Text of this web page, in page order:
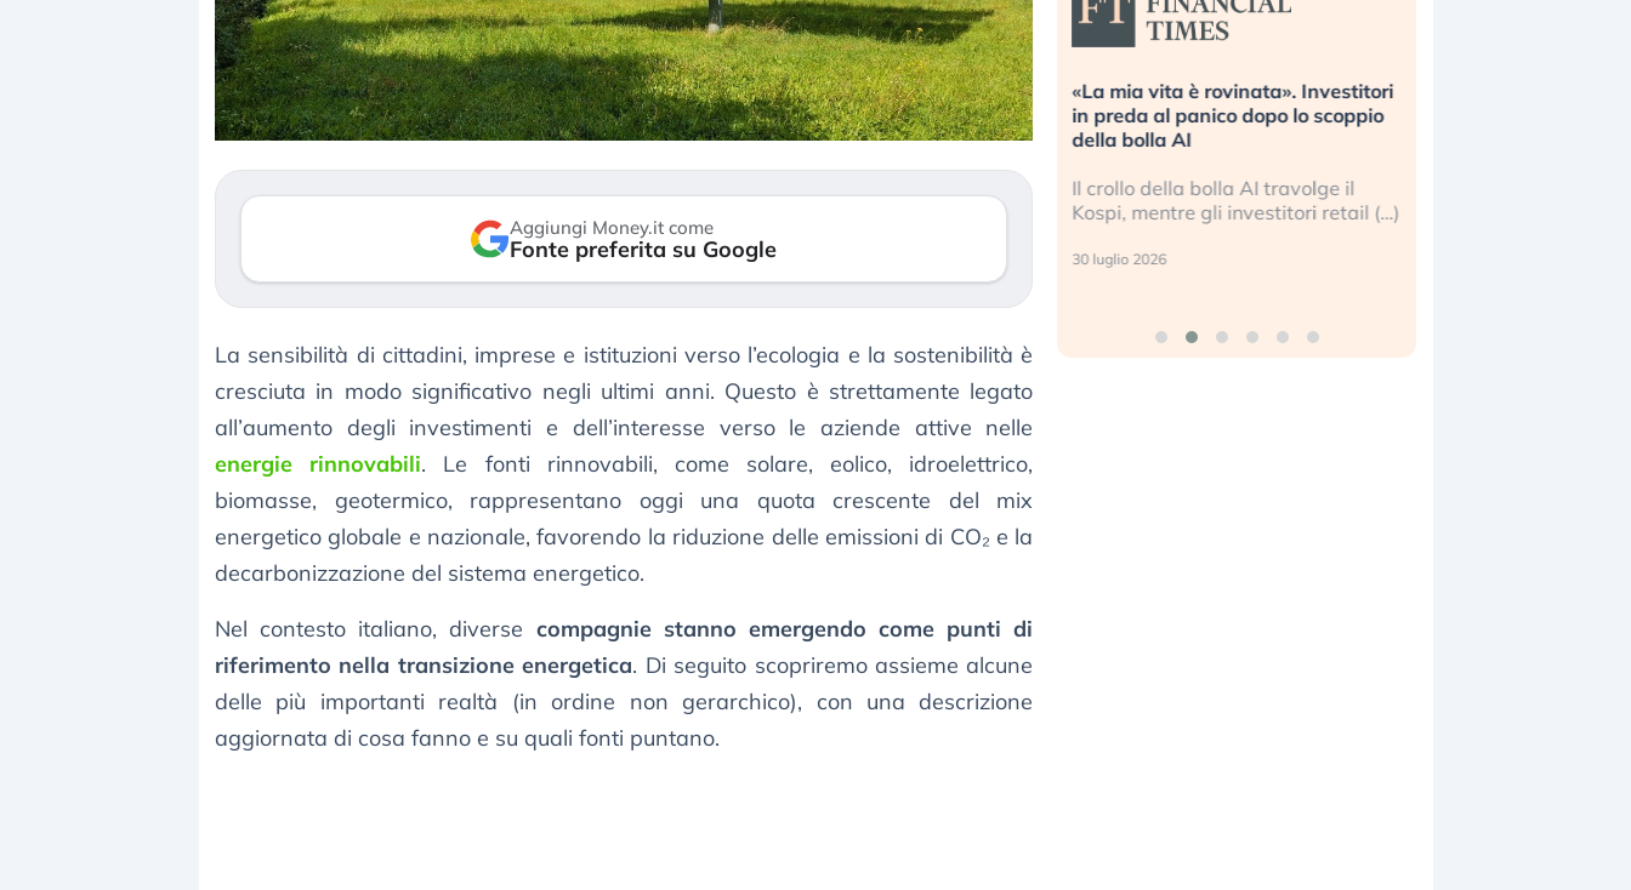
Aggiungi Money.it come
Fonte preferita su Google
La sensibilità di cittadini, imprese e istituzioni verso l’ecologia e la sostenibilità è
cresciuta in modo significativo negli ultimi anni. Questo è strettamente legato
all’aumento degli investimenti e dell’interesse verso le aziende attive nelle
energie rinnovabili. Le fonti rinnovabili, come solare, eolico, idroelettrico,
biomasse, geotermico, rappresentano oggi una quota crescente del mix
energetico globale e nazionale, favorendo la riduzione delle emissioni di CO₂ e la
decarbonizzazione del sistema energetico.
Nel contesto italiano, diverse compagnie stanno emergendo come punti di
riferimento nella transizione energetica. Di seguito scopriremo assieme alcune
delle più importanti realtà (in ordine non gerarchico), con una descrizione
aggiornata di cosa fanno e su quali fonti puntano.
Dalle valutazioni estreme alla
correzione. Cosa sta guidando il
repricing degli asset?
verso le (…)
3 agosto 2026
«La mia vita è rovinata». Investitori
in preda al panico dopo lo scoppio
della bolla AI
Il crollo della bolla AI travolge il
Kospi, mentre gli investitori retail (…)
Quando la finanza pesa più
dell’economia reale. L’America sta
La ricchezza mondiale cresce, ma è
sempre più sganciata dall’economia